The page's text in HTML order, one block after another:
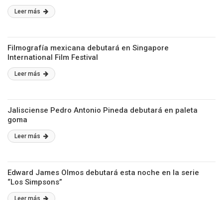
Leer más
Filmografía mexicana debutará en Singapore
International Film Festival
Leer más
Jalisciense Pedro Antonio Pineda debutará en paleta
goma
Leer más
Edward James Olmos debutará esta noche en la serie
“Los Simpsons”
Leer más